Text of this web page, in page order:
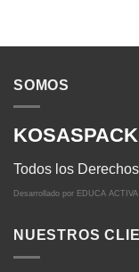
SOMOS
Todos los
Desarrollado por EDUCA
NUESTROS